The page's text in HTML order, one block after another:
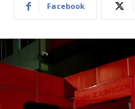
Facebook